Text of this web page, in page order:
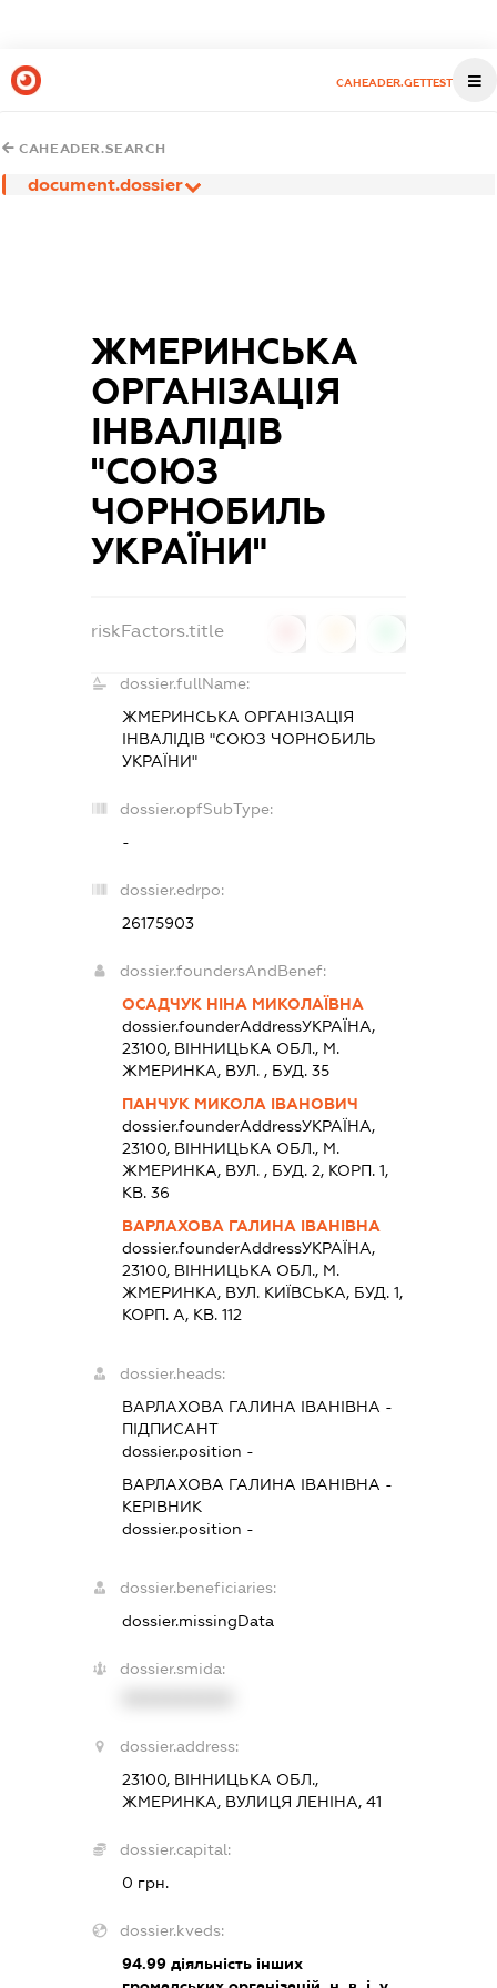
CAHEADER.GETTEST
CAHEADER.SEARCH
document.dossier
ЖМЕРИНСЬКА
ОРГАНІЗАЦІЯ
ІНВАЛІДІВ
"СОЮЗ
ЧОРНОБИЛЬ
УКРАЇНИ"
riskFactors.title
dossier.fullName:
ЖМЕРИНСЬКА ОРГАНІЗАЦІЯ
ІНВАЛІДІВ "СОЮЗ ЧОРНОБИЛЬ
УКРАЇНИ"
dossier.opfSubType:
-
dossier.edrpo:
26175903
dossier.foundersAndBenef:
ОСАДЧУК НІНА МИКОЛАЇВНА
dossier.founderAddressУКРАЇНА,
23100, ВIННИЦЬКА ОБЛ., М.
ЖМЕРИНКА, ВУЛ. , БУД. 35
ПАНЧУК МИКОЛА ІВАНОВИЧ
dossier.founderAddressУКРАЇНА,
23100, ВIННИЦЬКА ОБЛ., М.
ЖМЕРИНКА, ВУЛ. , БУД. 2, КОРП. 1,
КВ. 36
ВАРЛАХОВА ГАЛИНА ІВАНІВНА
dossier.founderAddressУКРАЇНА,
23100, ВIННИЦЬКА ОБЛ., М.
ЖМЕРИНКА, ВУЛ. КИЇВСЬКА, БУД. 1,
КОРП. А, КВ. 112
dossier.heads:
ВАРЛАХОВА ГАЛИНА ІВАНІВНА -
ПІДПИСАНТ
dossier.position -
ВАРЛАХОВА ГАЛИНА ІВАНІВНА -
КЕРІВНИК
dossier.position -
dossier.beneficiaries:
dossier.missingData
dossier.smida:
dossier.address:
23100, ВІННИЦЬКА ОБЛ.,
ЖМЕРИНКА, ВУЛИЦЯ ЛЕНІНА, 41
dossier.capital:
0 грн.
dossier.kveds:
94.99діяльність інших